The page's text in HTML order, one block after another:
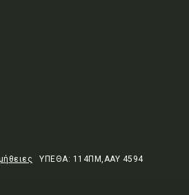
ΥΠΕΘΑ: 114ΠΜ,ΑΑΥ 4594